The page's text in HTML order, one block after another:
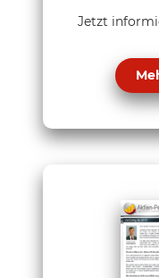
Jetzt